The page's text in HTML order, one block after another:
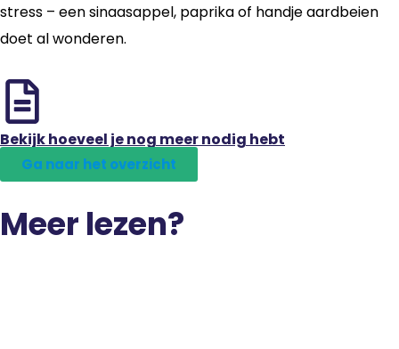
stress – een sinaasappel, paprika of handje aardbeien
doet al wonderen.
Bekijk hoeveel je nog meer nodig hebt
Ga naar het overzicht
Meer lezen?